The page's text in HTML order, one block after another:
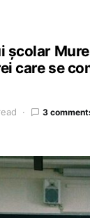
care se
3